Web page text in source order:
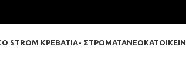
STROM ΚΡΕΒΑΤΙΑ- ΣΤΡΩΜΑΤΑΝΕΟΚΑΤΟΙΚΕΙΝ